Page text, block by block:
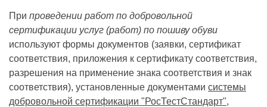
При проведении работ по добровольной
сертификации услуг (работ) по пошиву обуви
используют формы документов (заявки, сертификат
соответствия, приложения к сертификату соответствия,
разрешения на применение знака соответствия и знак
соответствия), установленные документами системы
добровольной сертификации "РосТестСтандарт",